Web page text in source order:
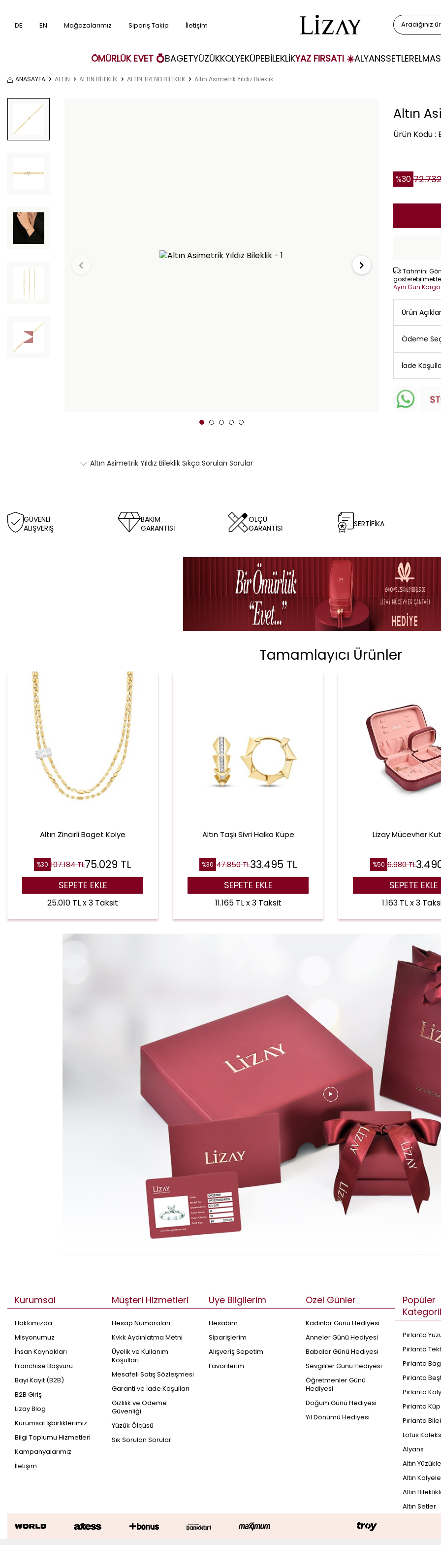
DE EN Mağazalarımız Sipariş Takip İletişim
ÖMÜRLÜK EVET 💍BAGETYÜZÜKKOLYEKÜPEBİLEKLİKYAZ FIRSATI ☀️ALYANSSETLERELMAS
ANASAYFA ALTIN ALTIN BİLEKLİK ALTIN TREND BİLEKLİK Altın Asimetrik Yıldız Bileklik
Altın
Ürün Kodu :
%30
Tahmini
Aynı Gün Kargo
Ürün
Ödeme
İade
Altın Asimetrik Yıldız Bileklik Sıkça Sorulan Sorular
GÜVENLİ
ALIŞVERİŞ
BAKIM
GARANTİSİ
ÖLÇÜ
GARANTİSİ
SERTİFİKA
Tamamlayıcı Ürünler
Altın Zincirli Baget Kolye
%30 107.184TL75.029 TL
SEPETE EKLE
25.010 TL x 3 Taksit
Altın Taşlı Sivri Halka Küpe
%30 47.850TL33.495 TL
SEPETE EKLE
11.165 TL x 3 Taksit
Lizay Mücevher
%50 6.980TL
SEPETE EKLE
1.163 TL x 3
Kurumsal
Hakkımızda
Misyonumuz
İnsan Kaynakları
Franchise Başvuru
Bayi Kayıt (B2B)
B2B Giriş
Lizay Blog
Kurumsal İşbirliklerimiz
Bilgi Toplumu Hizmetleri
Kampanyalarımız
İletişim
Müşteri Hizmetleri
Hesap Numaraları
Kvkk Aydınlatma Metni
Üyelik ve Kullanım
Koşulları
Mesafeli Satış Sözleşmesi
Garanti ve İade Koşulları
Gizlilik ve Ödeme
Güvenliği
Yüzük Ölçüsü
Sık Sorulan Sorular
Üye Bilgilerim
Hesabım
Siparişlerim
Alışveriş Sepetim
Favorilerim
Özel Günler
Kadınlar Günü Hediyesi
Anneler Günü Hediyesi
Babalar Günü Hediyesi
Sevgililer Günü Hediyesi
Öğretmenler Günü
Hediyesi
Doğum Günü Hediyesi
Yıl Dönümü Hediyesi
Popüler
Pırlanta
Pırlanta
Pırlanta
Pırlanta
Pırlanta
Pırlanta
Pırlanta
Lotus
Alyans
Altın
Altın
Altın
Altın Setler